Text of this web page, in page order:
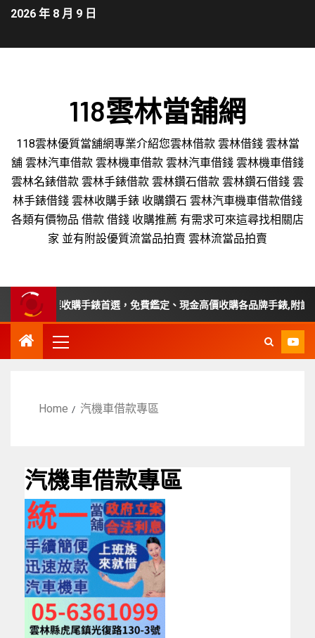
2026 年 8 月 9 日
118雲林當舖網
118雲林優質當舖網專業介紹您雲林借款 雲林借錢 雲林當
舖 雲林汽車借款 雲林機車借款 雲林汽車借錢 雲林機車借錢
雲林名錶借款 雲林手錶借款 雲林鑽石借款 雲林鑽石借錢 雲
林手錶借錢 雲林收購手錶 收購鑽石 雲林汽車機車借款借錢
各類有價物品 借款 借錢 收購推薦 有需求可來這尋找相關店
家 並有附設優質流當品拍賣 雲林流當品拍賣
、苗栗收購手錶首選，免費鑑定、現金高價收購各品牌手錶,附設平價
Home 汽機車借款專區
汽機車借款專區